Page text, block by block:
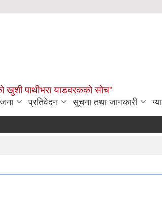
खुशी पाथीभरा याङवरकको सोच"
प्रतिवेदन सूचना तथा जानकारी